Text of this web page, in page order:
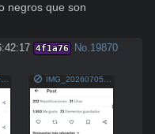
negros que son
4f1a76 No. 19870